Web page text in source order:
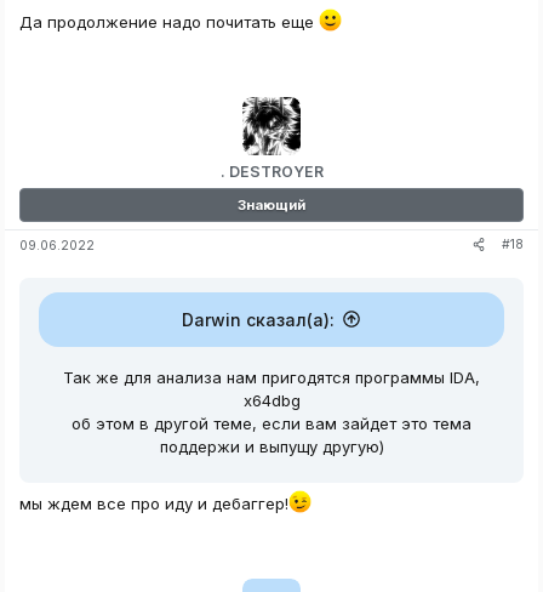
Да продолжение надо почитать еще
. DESTROYER
Знающий
09.06.2022 #18
Darwin сказал(а):
Так же для анализа нам пригодятся программы IDA,
x64dbg
об этом в другой теме, если вам зайдет это тема
поддержи и выпущу другую)
мы ждем все про иду и дебаггер!